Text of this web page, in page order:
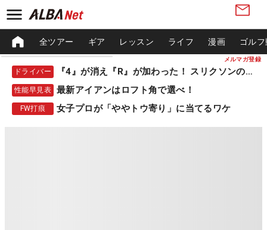
メルマガ登録
全ツアー ギア レッスン ライフ 漫画 ゴル
ドライバー 『4』が消え『R』が加わった！ スリクソンの新作
性能早見表 最新アイアンはロフト角で選べ！
FW打痕 女子プロが「ややトウ寄り」に当てるワケ